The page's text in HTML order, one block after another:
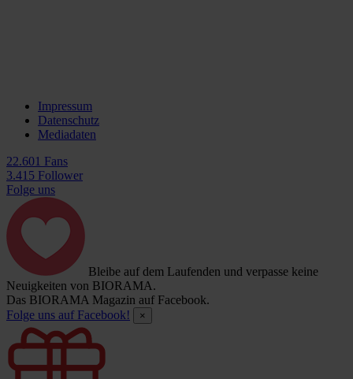
Impressum
Datenschutz
Mediadaten
22.601 Fans
3.415 Follower
Folge uns
Bleibe auf dem Laufenden und verpasse keine
Neuigkeiten von BIORAMA.
Das BIORAMA Magazin auf Facebook.
Folge uns auf Facebook!
×